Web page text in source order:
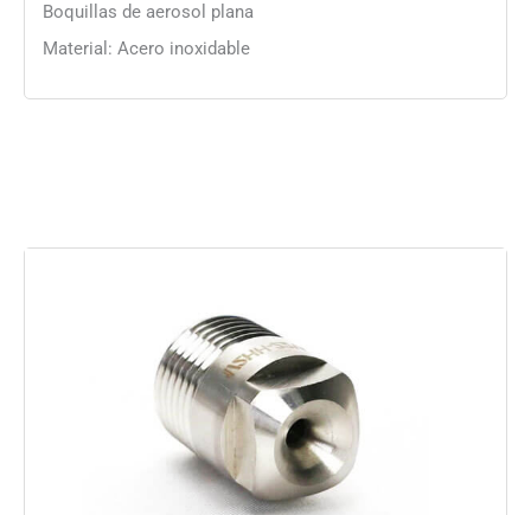
Boquillas de aerosol plana
Material: Acero inoxidable